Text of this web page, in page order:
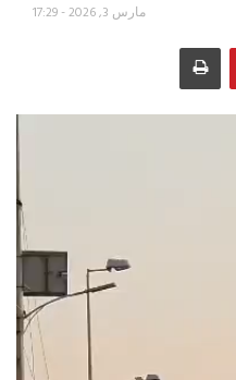
مارس 3, 2026 - 17:29